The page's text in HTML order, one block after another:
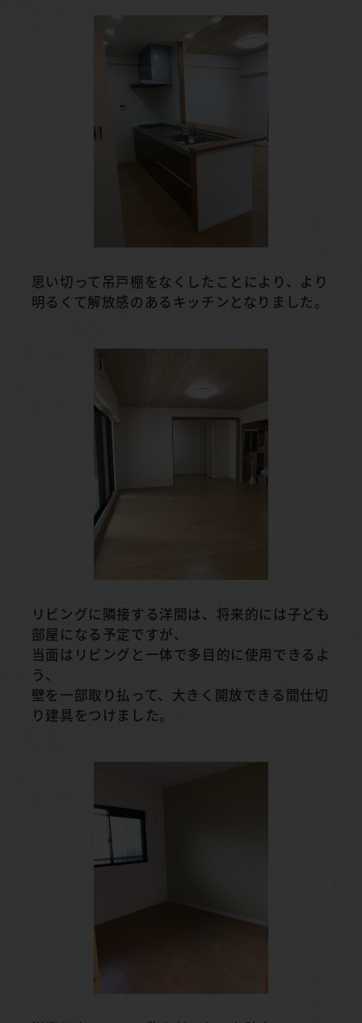
思い切って吊戸棚をなくしたことにより、より
明るくて解放感のあるキッチンとなりました。
リビングに隣接する洋間は、将来的には子ども
部屋になる予定ですが、
当面はリビングと一体で多目的に使用できるよ
う、
壁を一部取り払って、大きく開放できる間仕切
り建具をつけました。